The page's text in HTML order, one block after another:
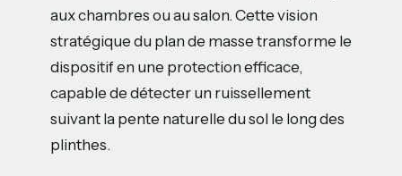
aux chambres ou au salon. Cette vision
stratégique du plan de masse transforme le
dispositif en une protection efficace,
capable de détecter un ruissellement
suivant la pente naturelle du sol le long des
plinthes.